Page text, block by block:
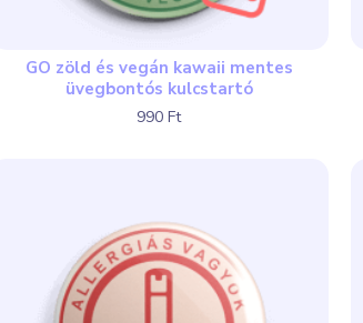
GO zöld és vegán kawaii mentes
üvegbontós kulcstartó
990 Ft